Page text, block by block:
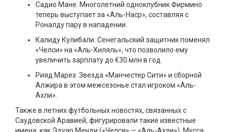
Садио Мане. Многолетний одноклубник Фирмино
теперь выступает за «Аль-Наср», составляя с
Роналду пару в нападении.
Калиду Кулибали. Сенегальский защитник поменял
«Челси» на «Аль-Хиляль», что позволило ему
увеличить зарплату до €30 млн в год.
Рияд Марез. Звезда «Манчестер Сити» и сборной
Алжира в этом межсезонье стал игроком «Аль-
Ахли».
Также в летних футбольных новостях, связанных с
Саудовской Аравией, фигурировали такие известные